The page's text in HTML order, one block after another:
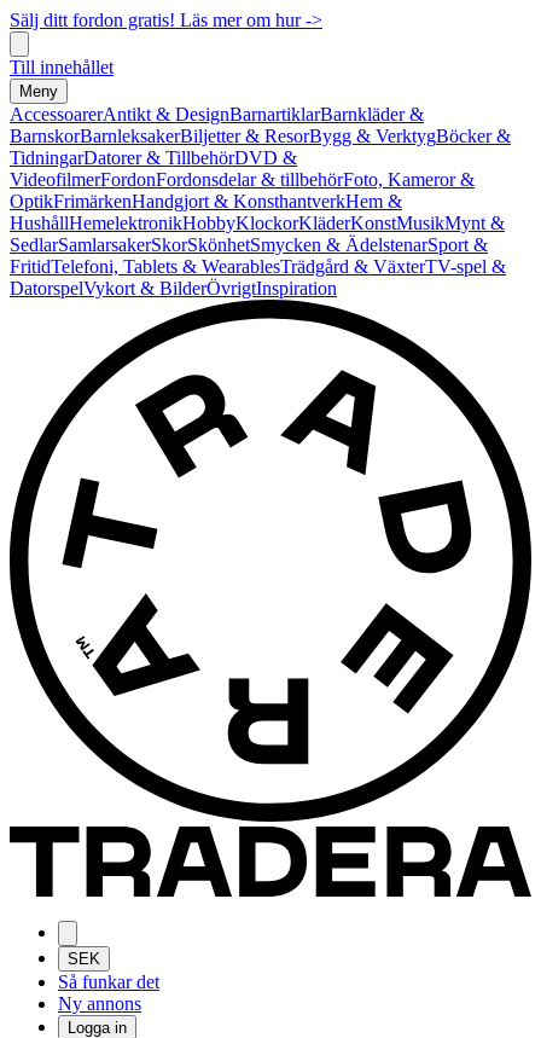
Sälj ditt fordon gratis! Läs mer om hur ->
Till innehållet
Meny
AccessoarerAntikt & DesignBarnartiklarBarnkläder &
BarnskorBarnleksakerBiljetter & ResorBygg & VerktygBöcker &
TidningarDatorer & TillbehörDVD &
VideofilmerFordonFordonsdelar & tillbehörFoto, Kameror &
OptikFrimärkenHandgjort & KonsthantverkHem &
HushållHemelektronikHobbyKlockorKläderKonstMusikMynt &
SedlarSamlarsakerSkorSkönhetSmycken & ÄdelstenarSport &
FritidTelefoni, Tablets & WearablesTrädgård & VäxterTV-spel &
DatorspelVykort & BilderÖvrigtInspiration
SEK
Så funkar det
Ny annons
Logga in